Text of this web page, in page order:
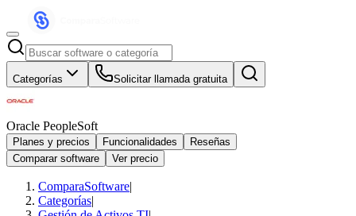
Categorías Solicitar llamada gratuita
Oracle PeopleSoft
Planes y precios Funcionalidades
Reseñas
Comparar software
Ver precio
ComparaSoftware|
Categorías|